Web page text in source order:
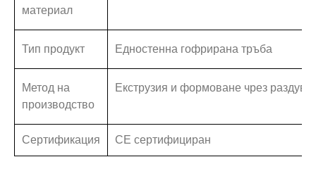
материал
Тип продукт Едностенна гофрирана тръба
Метод на
производство
Екструзия и формоване чрез
Сертификация CE сертифициран